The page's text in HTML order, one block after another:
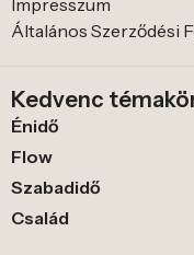
Impresszum
Általános Szerződési
Kedvenc
Énidő
Flow
Szabadidő
Család